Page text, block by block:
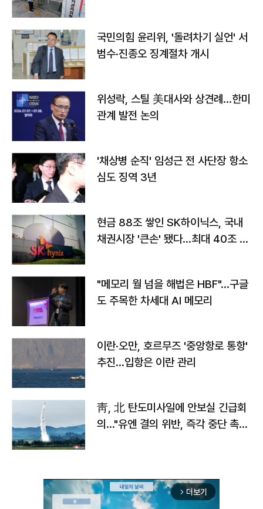
국민의힘 윤리위, '돌려차기 실언' 서
범수·진종오 징계절차 개시
위성락, 스틸 美대사와 상견례…한미
관계 발전 논의
'채상병 순직' 임성근 전 사단장 항소
심도 징역 3년
현금 88조 쌓인 SK하이닉스, 국내
채권시장 '큰손' 됐다…최대 40조 투
"메모리 월 넘을 해법은 HBF"…구글
도 주목한 차세대 AI 메모리
이란·오만, 호르무즈 '중앙항로 통항'
추진…입항은 이란 관리
靑, 北 탄도미사일에 안보실 긴급회
의…"유엔 결의 위반, 즉각 중단 촉
arrow_forward_ios 더보기